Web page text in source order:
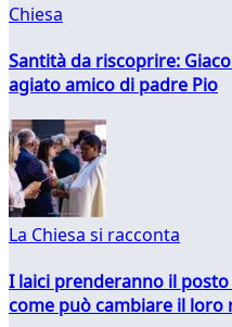
Chiesa
Santità da riscoprire:
agiato amico di padre Pio
La Chiesa si racconta
I laici prenderanno il
come può cambiare il loro